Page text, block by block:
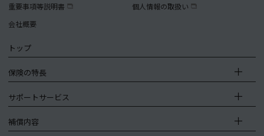
重要事項等説明書
個人情報の取扱い
会社概要
トップ
保険の特長
サポートサービス
補償内容